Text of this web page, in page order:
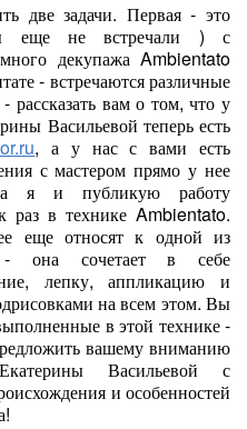
две задачи. Первая - это
еще не встречали ) с
декупажа Ambientato
- встречаются различные
рассказать вам о том, что у
Васильевой теперь есть
, а у нас с вами есть
с мастером прямо у нее
я и публикую работу
раз в технике Ambientato.
еще относят к одной из
- она сочетает в себе
лепку, аппликацию и
на всем этом. Вы
в этой технике -
вашему вниманию
Васильевой с
и особенностей